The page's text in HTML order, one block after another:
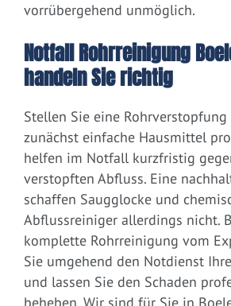
vorrübergehend unmöglich.
Notfall Rohrreinigung
handeln Sie richtig
Stellen Sie eine
zunächst einfache Hausmittel
helfen im Notfall kurzfristig
verstopften Abfluss. Eine
schaffen Saugglocke und
Abflussreiniger allerdings nicht.
komplette Rohrreinigung vom
Sie umgehend den Notdienst
und lassen Sie den Schaden